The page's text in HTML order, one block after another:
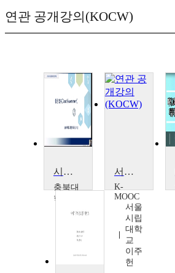
연관 공개강의(KOCW)
시민사회와 거버넌스
충북대
학교
김학
서울 거버넌스 2020
K-
MOOC
서울
시립
대학
교
이주
헌